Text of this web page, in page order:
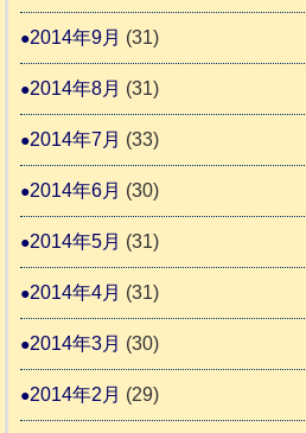
2014年9月 (31)
2014年8月 (31)
2014年7月 (33)
2014年6月 (30)
2014年5月 (31)
2014年4月 (31)
2014年3月 (30)
2014年2月 (29)